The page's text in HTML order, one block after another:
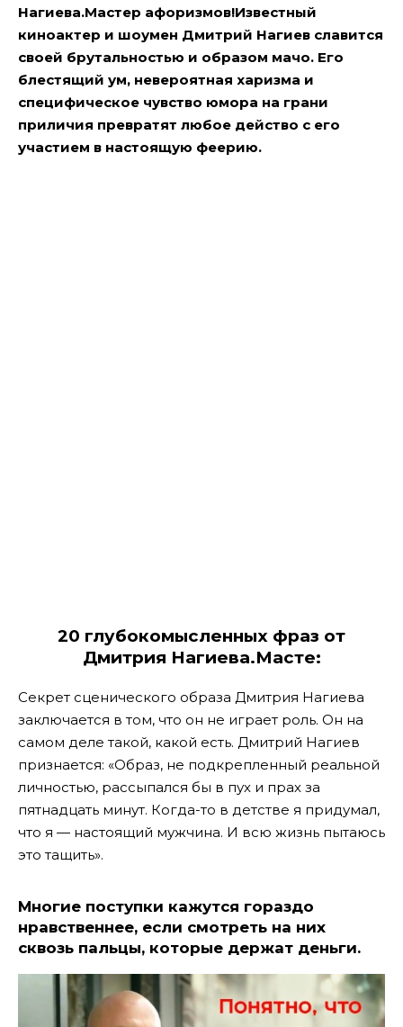
Нагиева.Мастер афоризмов!Известный
киноактер и шоумен Дмитрий Нагиев славится
своей брутальностью и образом мачо. Его
блестящий ум, невероятная харизма и
специфическое чувство юмора на грани
приличия превратят любое действо с его
участием в настоящую феерию.
20 глубокомысленных фраз от
Дмитрия Нагиева.Масте:
Секрет сценического образа Дмитрия Нагиева
заключается в том, что он не играет роль. Он на
самом деле такой, какой есть. Дмитрий Нагиев
признается: «Образ, не подкрепленный реальной
личностью, рассыпался бы в пух и прах за
пятнадцать минут. Когда-то в детстве я придумал,
что я — настоящий мужчина. И всю жизнь пытаюсь
это тащить».
Многие поступки кажутся гораздо
нравственнее, если смотреть на них
сквозь пальцы, которые держат деньги.